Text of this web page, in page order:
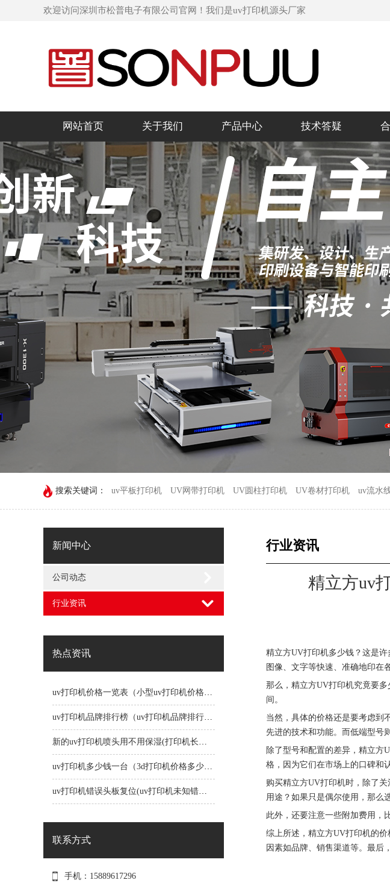
欢迎访问深圳市松普电子有限公司官网！我们是uv打印机源头厂家
网站首页 关于我们 产品中心 技术答疑
搜索关键词： uv平板打印机 UV网带打印机 UV圆柱打印机 UV卷材打印机 uv流水
新闻中心
公司动态
行业资讯
热点资讯
uv打印机价格一览表（小型uv打印机价格一览表）
uv打印机品牌排行榜（uv打印机品牌排行榜前十名）
新的uv打印机喷头用不用保湿(打印机长时间不用喷头会堵吗)
uv打印机多少钱一台（3d打印机价格多少钱一台）
uv打印机错误头板复位(uv打印机未知错误1191)
联系方式
手机：15889617296
行业资讯
精立方uv
精立方UV打印机多少钱？这是
图像、文字等快速、准确地印在
那么，精立方UV打印机究竟要
间。
当然，具体的价格还是要考虑到
先进的技术和功能。而低端型号
除了型号和配置的差异，精立方
格，因为它们在市场上的口碑和
购买精立方UV打印机时，除了
用途？如果只是偶尔使用，那么
此外，还要注意一些附加费用，
综上所述，精立方UV打印机的
因素如品牌、销售渠道等。最后